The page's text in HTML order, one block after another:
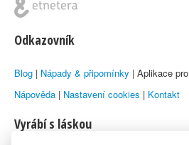
Odkazovník
Blog | Nápady & připomínky | Aplikace pro
Nápověda | Nastavení cookies | Kontakt
Vyrábí s láskou